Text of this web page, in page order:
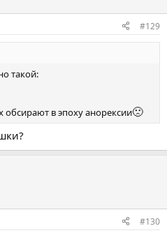
#129
такой:
обсирают в эпоху анорексии🙁
#130